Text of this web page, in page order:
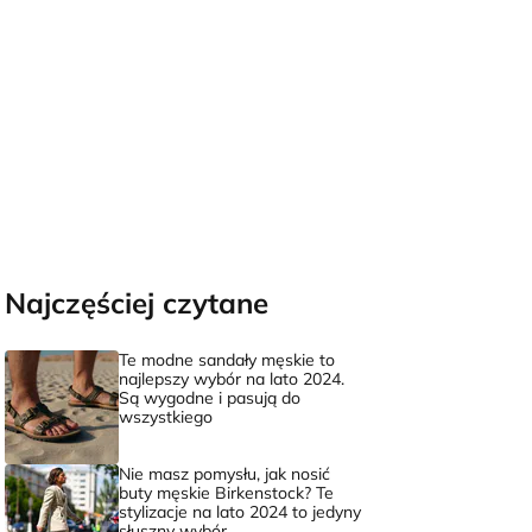
Najczęściej czytane
Te modne sandały męskie to
najlepszy wybór na lato 2024.
Są wygodne i pasują do
wszystkiego
Nie masz pomysłu, jak nosić
buty męskie Birkenstock? Te
stylizacje na lato 2024 to jedyny